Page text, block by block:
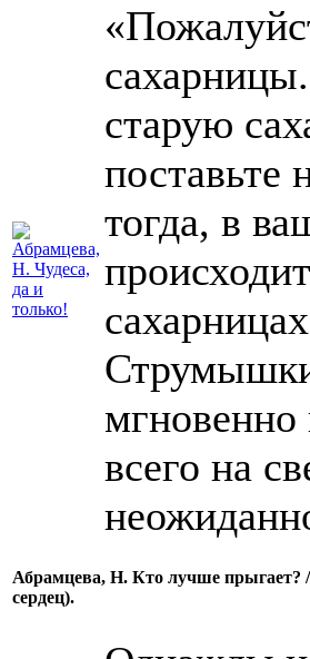
старую
тогда, в
всего на
Абрамцева, Н. Кто лучше прыгает?
сердец).